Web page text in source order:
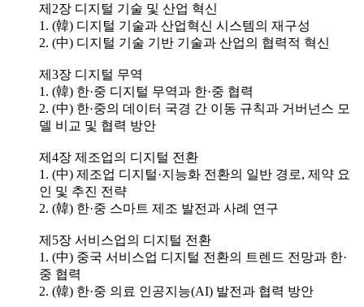
제2장 디지털 기술 및 산업 혁신
1. (韓) 디지털 기술과 산업혁신 시스템의 재구성
2. (中) 디지털 기술 기반 기술과 산업의 협력적 혁신
제3장 디지털 무역
1. (韓) 한·중 디지털 무역과 한·중 협력
2. (中) 한·중의 데이터 국경 간 이동 규칙과 거버넌스 모
델 비교 및 협력 방안
제4장 제조업의 디지털 전환
1. (中) 제조업 디지털·지능화 전환의 일반 경로, 제약 요
인 및 추진 전략
2. (韓) 한·중 스마트 제조 발전과 사례 연구
제5장 서비스업의 디지털 전환
1. (中) 중국 서비스업 디지털 전환의 트렌드 전망과 한·
중 협력
2. (韓) 한·중 의료 인공지능(AI) 발전과 협력 방안